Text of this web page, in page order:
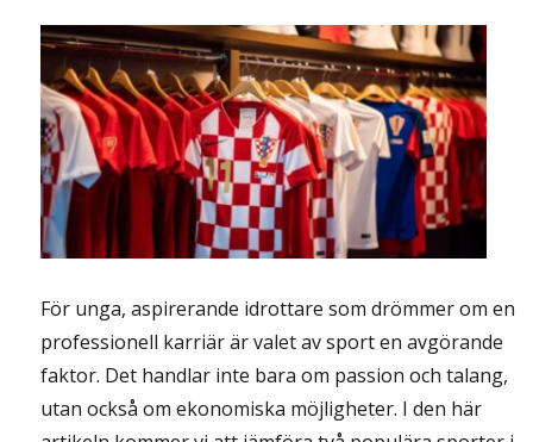
För unga, aspirerande idrottare som drömmer om en
professionell karriär är valet av sport en avgörande
faktor. Det handlar inte bara om passion och talang,
utan också om ekonomiska möjligheter. I den här